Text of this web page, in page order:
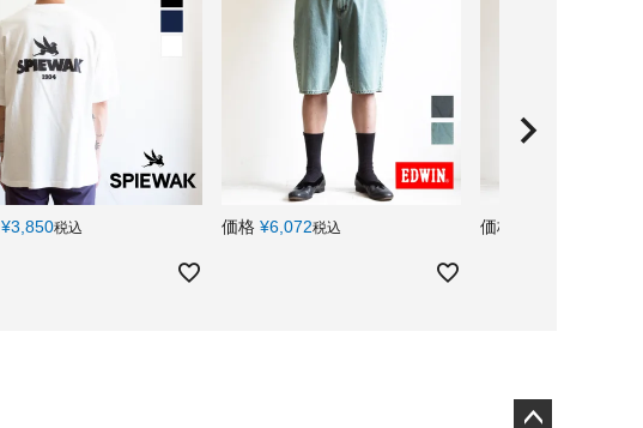
¥3,850税込 価格 ¥6,072税込 価格